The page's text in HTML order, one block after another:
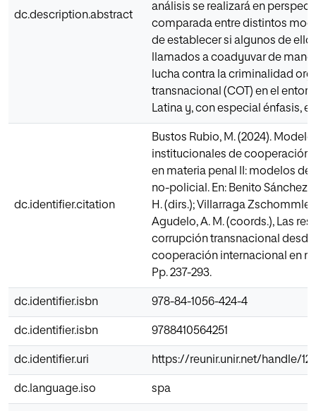
dc.description.abstract
análisis se realizará en
comparada entre distintos
de establecer si algunos de
llamados a coadyuvar de
lucha contra la criminalidad
transnacional (COT) en el
Latina y, con especial énfasis,
dc.identifier.citation
Bustos Rubio, M. (2024).
institucionales de cooperación
en materia penal II: modelos de
no-policial. En: Benito Sánchez,
H. (dirs.); Villarraga
Agudelo, A. M. (coords.), Las
corrupción transnacional desde
cooperación internacional en
Pp. 237-293.
dc.identifier.isbn 978-84-1056-424-4
dc.identifier.isbn 9788410564251
dc.identifier.uri https://reunir.unir.net/handle/
dc.language.iso spa